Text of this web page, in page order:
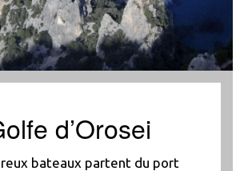
d’Orosei
bateaux partent du port